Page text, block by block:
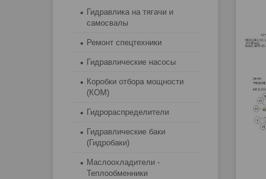
Гидравлика на тягачи и
самосвалы
Ремонт спецтехники
Гидравлические насосы
Коробки отбора мощности
(КОМ)
Гидрораспределители
Гидравлические баки
(Гидробаки)
Маслоохладители -
Теплообменники